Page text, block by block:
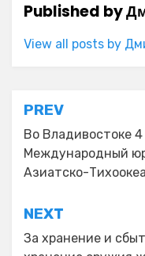
Published by
View all posts by
Навигация
по
записям
PREV
Во Владивостоке
Международный
Азиатско-
NEXT
За хранение и